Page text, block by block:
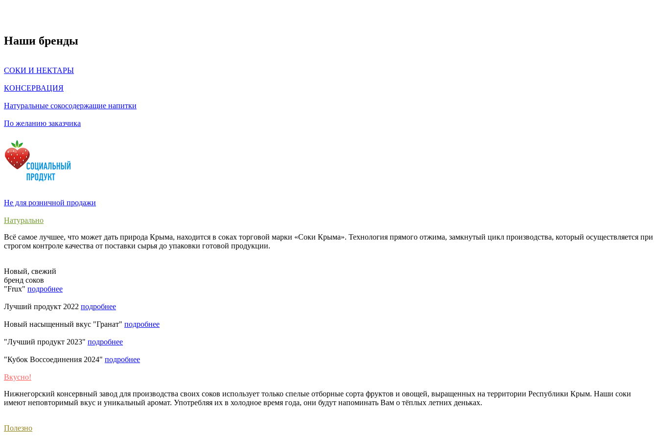
Наши бренды
СОКИ И НЕКТАРЫ
КОНСЕРВАЦИЯ
Натуральные сокосодержащие напитки
По желанию заказчика
Не для розничной продажи
Натурально
Всё самое лучшее, что может дать природа Крыма, находится в соках торговой марки «Соки Крыма». Технология прямого отжима, замкнутый цикл производства, который осуществляется при
строгом контроле качества от поставки сырья до упаковки готовой продукции.
Новый, свежий
бренд соков
"Frux" подробнее
Лучший продукт 2022 подробнее
Новый насыщенный вкус "Гранат" подробнее
"Лучший продукт 2023" подробнее
"Кубок Воссоединения 2024" подробнее
Вкусно!
Нижнегорский консервный завод для производства своих соков использует только спелые отборные сорта фруктов и овощей, выращенных на территории Республики Крым. Наши соки
имеют неповторимый вкус и уникальный аромат. Употребляя их в холодное время года, они будут напоминать Вам о тёплых летних деньках. ​
Полезно